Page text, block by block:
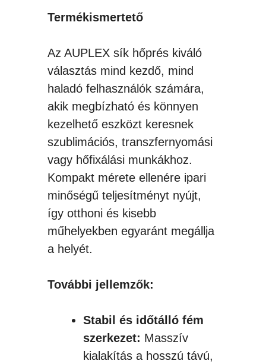
Termékismertető
Az AUPLEX sík hőprés kiváló
választás mind kezdő, mind
haladó felhasználók számára,
akik megbízható és könnyen
kezelhető eszközt keresnek
szublimációs, transzfernyomási
vagy hőfixálási munkákhoz.
Kompakt mérete ellenére ipari
minőségű teljesítményt nyújt,
így otthoni és kisebb
műhelyekben egyaránt megállja
a helyét.
További jellemzők:
Stabil és időtálló fém
szerkezet: Masszív
kialakítás a hosszú távú,